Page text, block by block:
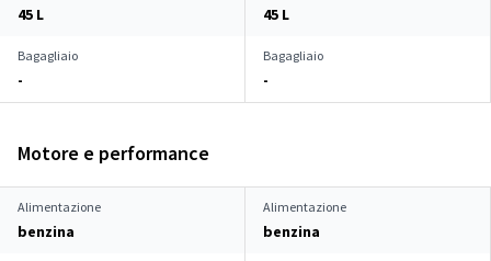
45 L 45 L
Bagagliaio
-
Bagagliaio
-
Motore e performance
Alimentazione
benzina
Alimentazione
benzina